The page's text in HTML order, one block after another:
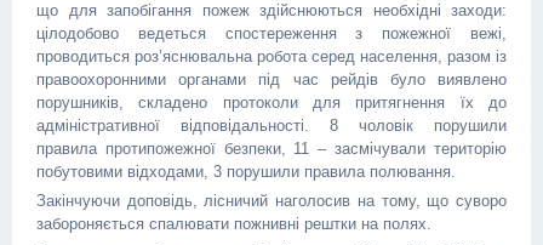
що для запобігання пожеж здійснюються необхідні заходи:
цілодобово ведеться спостереження з пожежної вежі,
проводиться роз’яснювальна робота серед населення, разом із
правоохоронними органами під час рейдів було виявлено
порушників, складено протоколи для притягнення їх до
адміністративної відповідальності. 8 чоловік порушили
правила протипожежної безпеки, 11 – засмічували територію
побутовими відходами, 3 порушили правила полювання.
Закінчуючи доповідь, лісничий наголосив на тому, що суворо
забороняється спалювати пожнивні рештки на полях.